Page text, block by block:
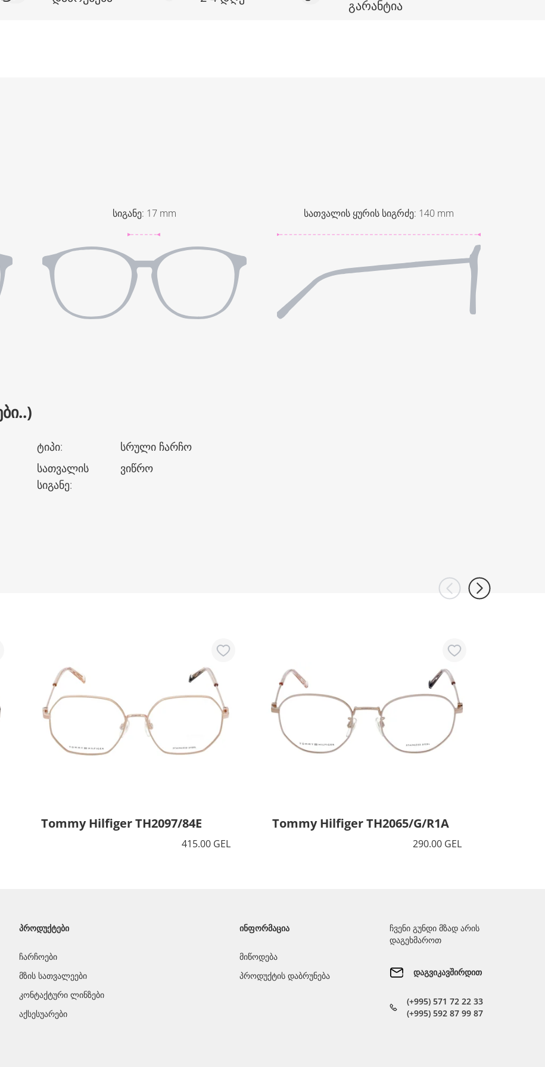
გარანტია
სიგანე: 17 mm სათვალის ყურის სიგრძე: 140 mm
ტიპი:
სრული ჩარჩო
სათვალის
სიგანე:
ვიწრო
Tommy Hilfiger TH2097/84E
415.00 GEL
Tommy Hilfiger TH2065/G/R1A
290.00 GEL
ᲞᲠᲝᲓᲣᲥᲢᲔᲑᲘ
ჩარჩოები
მზის სათვალეები
კონტაქტური ლინზები
აქსესუარები
ᲘᲜᲤᲝᲠᲛᲐᲪᲘᲐ
მიწოდება
პროდუქტის დაბრუნება
ჩვენი გუნდი მზად არის
დაგეხმაროთ
დაგვიკავშირდით
(+995) 571 72 22 33
(+995) 592 87 99 87